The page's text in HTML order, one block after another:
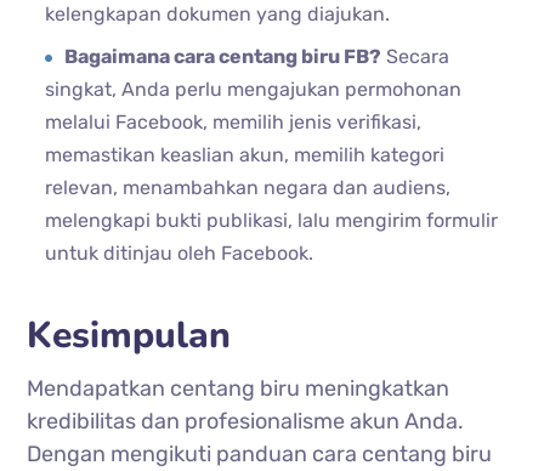
kelengkapan dokumen yang diajukan.
Bagaimana cara centang biru FB? Secara
singkat, Anda perlu mengajukan permohonan
melalui Facebook, memilih jenis verifikasi,
memastikan keaslian akun, memilih kategori
relevan, menambahkan negara dan audiens,
melengkapi bukti publikasi, lalu mengirim formulir
untuk ditinjau oleh Facebook.
Kesimpulan
Mendapatkan centang biru meningkatkan
kredibilitas dan profesionalisme akun Anda.
Dengan mengikuti panduan cara centang biru